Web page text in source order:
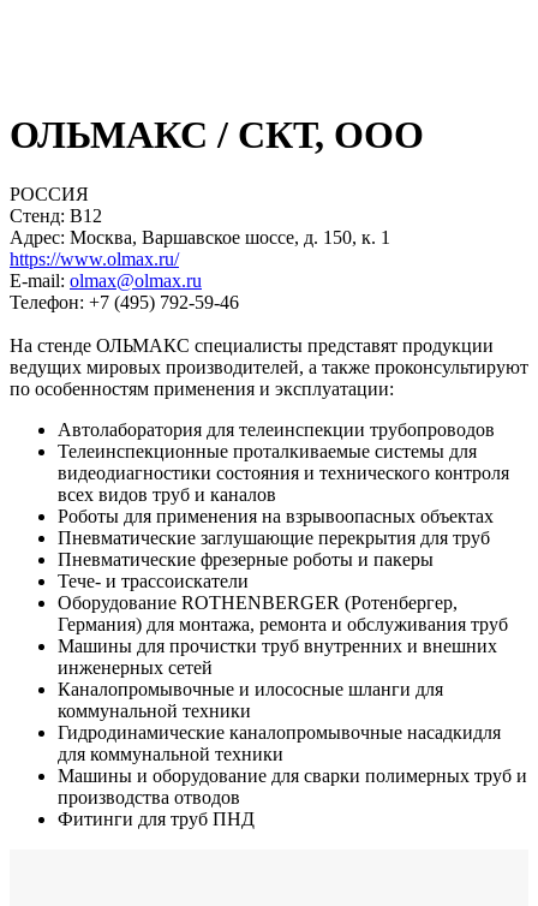
ОЛЬМАКС / СКТ, ООО
РОССИЯ
Стенд: B12
Адрес: Москва, Варшавское шоссе, д. 150, к. 1
https://www.olmax.ru/
E-mail: olmax@olmax.ru
Телефон: +7 (495) 792-59-46
На стенде ОЛЬМАКС специалисты представят продукции
ведущих мировых производителей, а также проконсультируют
по особенностям применения и эксплуатации:
Автолаборатория для телеинспекции трубопроводов
Телеинспекционные проталкиваемые системы для
видеодиагностики состояния и технического контроля
всех видов труб и каналов
Роботы для применения на взрывоопасных объектах
Пневматические заглушающие перекрытия для труб
Пневматические фрезерные роботы и пакеры
Тече- и трассоискатели
Оборудование ROTHENBERGER (Ротенбергер,
Германия) для монтажа, ремонта и обслуживания труб
Машины для прочистки труб внутренних и внешних
инженерных сетей
Каналопромывочные и илососные шланги для
коммунальной техники
Гидродинамические каналопромывочные насадкидля
для коммунальной техники
Машины и оборудование для сварки полимерных труб и
производства отводов
Фитинги для труб ПНД